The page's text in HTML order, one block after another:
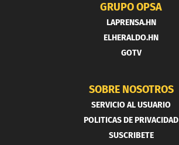
GRUPO OPSA
LAPRENSA.HN
ELHERALDO.HN
GOTV
SOBRE NOSOTROS
SERVICIO AL USUARIO
POLITICAS DE PRIVACIDAD
SUSCRIBETE